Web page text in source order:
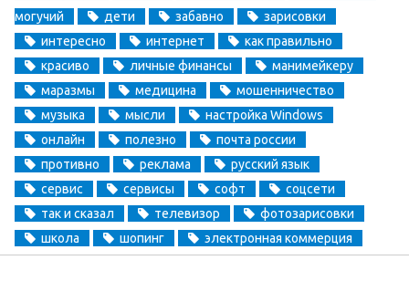
могучий
дети забавно
зарисовки
интересно
интернет
как правильно
красиво
личные финансы
манимейкеру
маразмы
медицина
мошенничество
музыка
мысли
настройка Windows
онлайн
полезно
почта россии
противно
реклама
русский язык
сервис
сервисы софт
соцсети
так и сказал
телевизор
фотозарисовки
школа
шопинг
электронная коммерция